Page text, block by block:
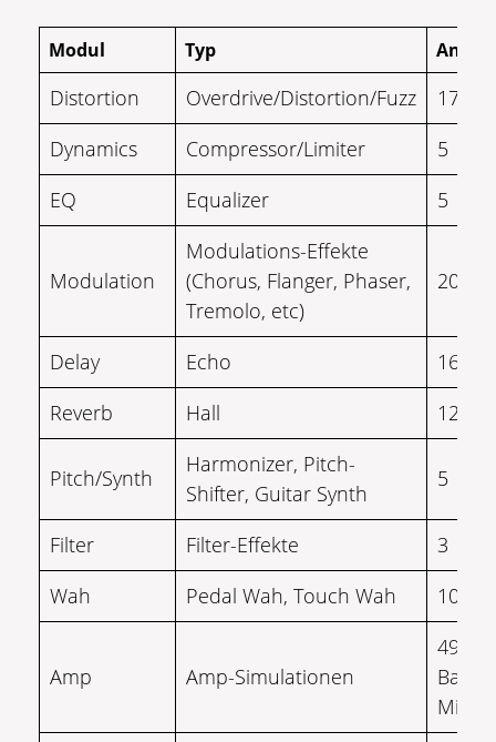
Modul Typ
Distortion Overdrive/Distortion/Fuzz
17
Dynamics
Compressor/Limiter
5
EQ
Equalizer 5
Modulation
Modulations-Effekte
(Chorus, Flanger, Phaser,
Tremolo, etc)
20
Delay Echo
16
Reverb
Hall 12
Pitch/Synth
Harmonizer, Pitch-
Shifter, Guitar Synth
5
Filter Filter-Effekte
3
Wah
Pedal Wah, Touch Wah 10
Amp Amp-Simulationen
49
Bass
Mic